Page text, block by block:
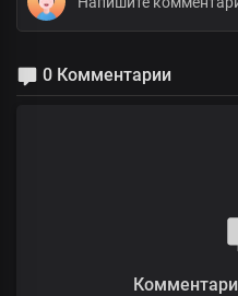
0 Комментарии